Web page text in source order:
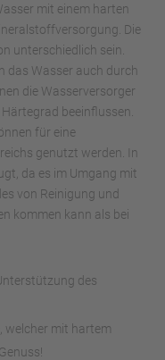
mit einem harten
Die
unterschiedlich sein.
das Wasser auch durch
die Wasserversorger
beeinflussen.
für eine
genutzt werden. In
da es im Umgang mit
von Reinigung und
kommen kann als bei
des
welcher mit hartem